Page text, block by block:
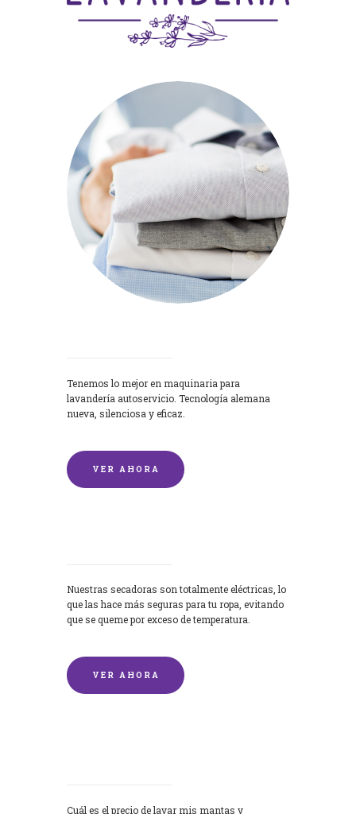
Tenemos lo mejor en maquinaria para
lavandería autoservicio. Tecnología alemana
nueva, silenciosa y eficaz.
VER AHORA
Nuestras secadoras son totalmente eléctricas, lo
que las hace más seguras para tu ropa, evitando
que se queme por exceso de temperatura.
VER AHORA
Cuál es el precio de lavar mis mantas y